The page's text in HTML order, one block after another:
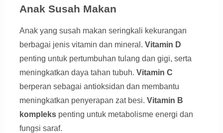
Anak Susah Makan
Anak yang susah makan seringkali kekurangan
berbagai jenis vitamin dan mineral. Vitamin D
penting untuk pertumbuhan tulang dan gigi, serta
meningkatkan daya tahan tubuh. Vitamin C
berperan sebagai antioksidan dan membantu
meningkatkan penyerapan zat besi. Vitamin B
komplekspenting untuk metabolisme energi dan
fungsi saraf.